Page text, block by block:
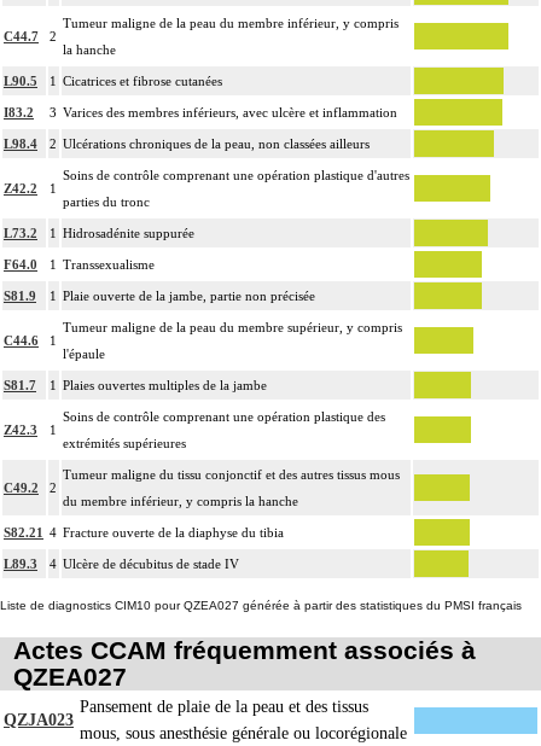
C44.7 2
Tumeur maligne de la peau du membre inférieur, y compris
la hanche
L90.5 1 Cicatrices et fibrose cutanées
I83.2 3 Varices des membres inférieurs, avec ulcère et inflammation
L98.4 2 Ulcérations chroniques de la peau, non classées ailleurs
Z42.2 1
Soins de contrôle comprenant une opération plastique d'autres
parties du tronc
L73.2 1 Hidrosadénite suppurée
F64.0 1 Transsexualisme
S81.9 1 Plaie ouverte de la jambe, partie non précisée
C44.6 1
Tumeur maligne de la peau du membre supérieur, y compris
l'épaule
S81.7 1 Plaies ouvertes multiples de la jambe
Z42.3 1
Soins de contrôle comprenant une opération plastique des
extrémités supérieures
C49.2 2
Tumeur maligne du tissu conjonctif et des autres tissus mous
du membre inférieur, y compris la hanche
S82.21 4 Fracture ouverte de la diaphyse du tibia
L89.3 4 Ulcère de décubitus de stade IV
Liste de diagnostics CIM10 pour QZEA027 générée à partir des statistiques du PMSI français
Actes CCAM fréquemment associés à
QZEA027
QZJA023
Pansement de plaie de la peau et des tissus
mous, sous anesthésie générale ou locorégionale